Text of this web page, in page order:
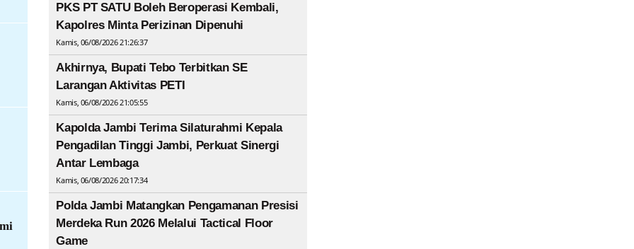
PKS PT SATU Boleh Beroperasi Kembali,
Kapolres Minta Perizinan Dipenuhi
Kamis, 06/08/2026 21:26:37
Akhirnya, Bupati Tebo Terbitkan SE
Larangan Aktivitas PETI
Kamis, 06/08/2026 21:05:55
Kapolda Jambi Terima Silaturahmi Kepala
Pengadilan Tinggi Jambi, Perkuat Sinergi
Antar Lembaga
Kamis, 06/08/2026 20:17:34
Polda Jambi Matangkan Pengamanan Presisi
Merdeka Run 2026 Melalui Tactical Floor
Game